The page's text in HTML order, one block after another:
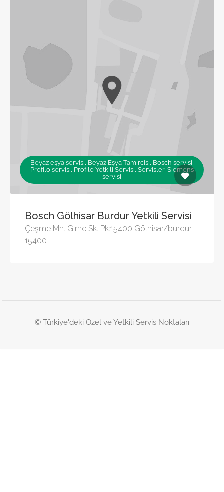
Beyaz eşya servisi, Beyaz Eşya Tamircisi, Bosch servisi,
Profilo servisi, Profilo Yetkili Servisi, Servisler, Siemens
servisi
Bosch Gölhisar Burdur Yetkili Servisi
Çeşme Mh. Girne Sk. Pk:15400 Gölhisar/burdur,
15400
© Türkiye'deki Özel ve Yetkili Servis Noktaları